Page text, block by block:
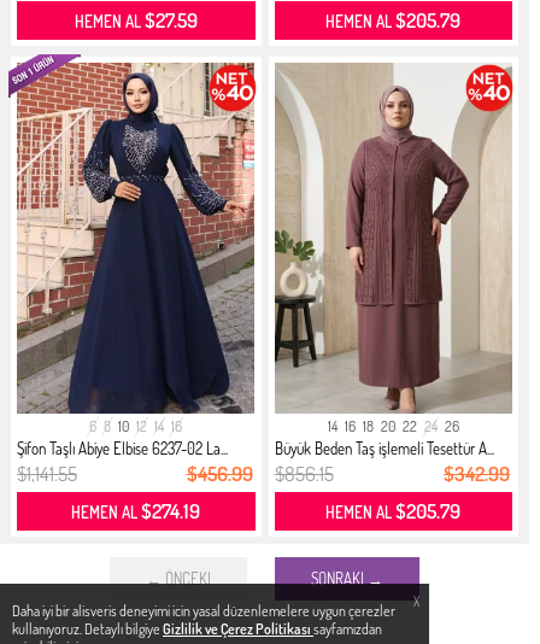
X
Daha iyi bir alisveris deneyimi icin yasal düzenlemelere uygun çerezler
kullanıyoruz. Detaylı bilgiye Gizlilik ve Çerez Politikası sayfamızdan
HEMEN AL$27.59 HEMEN AL$205.79
6 8 10 12 14 16
Şifon Taşlı Abiye Elbise 6237-02 La...
$1,141.55 $456.99
HEMEN AL$274.19
14 16 18 20 22 24 26
Büyük Beden Taş işlemeli Tesettür A...
$856.15 $342.99
HEMEN AL$205.79
← ÖNCEKI SONRAKI →